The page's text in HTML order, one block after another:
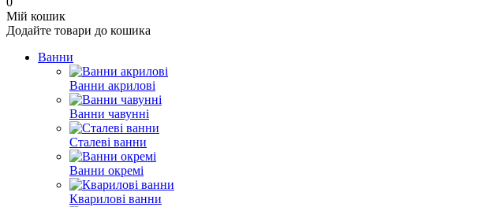
Мій кошик
Додайте товари до кошика
Ванни
Ванни акрилові
Ванни чавунні
Сталеві ванни
Ванни окремі
Кварилові ванни